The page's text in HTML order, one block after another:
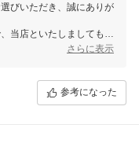
びいただき、誠にありが
当店といたしましてもう
さらに表示
参考になった